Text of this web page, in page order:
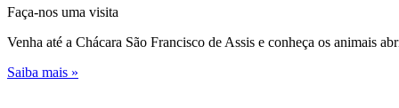
Faça-nos uma visita
Venha até a Chácara São Francisco de Assis e conheça os animais
Saiba mais »